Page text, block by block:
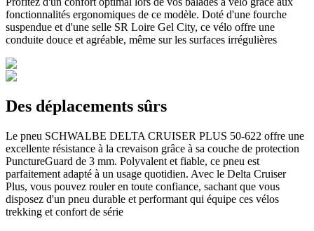
fonctionnalités ergonomiques de ce modèle. Doté d'une fourche
suspendue et d'une selle SR Loire Gel City, ce vélo offre une
conduite douce et agréable, même sur les surfaces irrégulières
Des déplacements sûrs
Le pneu SCHWALBE DELTA CRUISER PLUS 50-622 offre une
excellente résistance à la crevaison grâce à sa couche de protection
PunctureGuard de 3 mm. Polyvalent et fiable, ce pneu est
parfaitement adapté à un usage quotidien. Avec le Delta Cruiser
Plus, vous pouvez rouler en toute confiance, sachant que vous
disposez d'un pneu durable et performant qui équipe ces vélos
trekking et confort de série